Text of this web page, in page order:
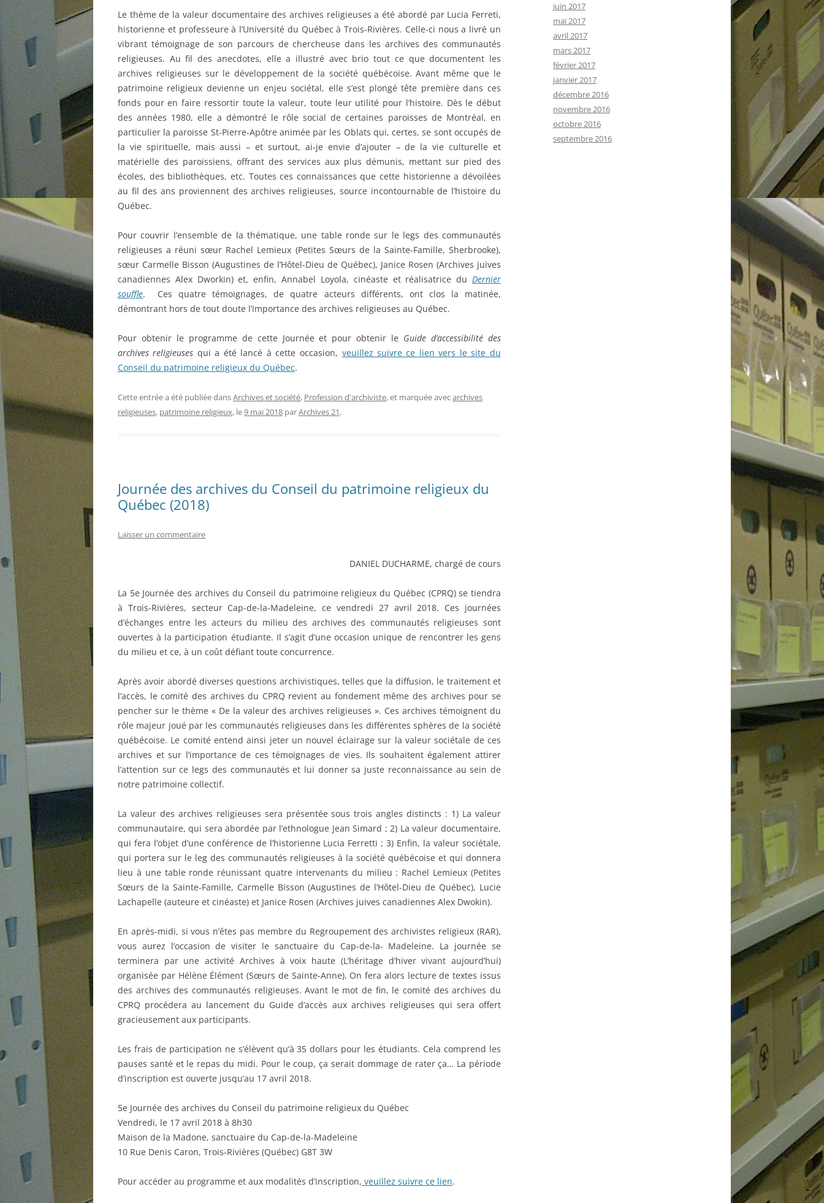
Le thème de la valeur documentaire des archives religieuses a été abordé par Lucia Ferreti,
historienne et professeure à l’Université du Québec à Trois-Rivières. Celle-ci nous a livré un
vibrant témoignage de son parcours de chercheuse dans les archives des communautés
religieuses. Au fil des anecdotes, elle a illustré avec brio tout ce que documentent les
archives religieuses sur le développement de la société québécoise. Avant même que le
patrimoine religieux devienne un enjeu sociétal, elle s’est plongé tête première dans ces
fonds pour en faire ressortir toute la valeur, toute leur utilité pour l’histoire. Dès le début
des années 1980, elle a démontré le rôle social de certaines paroisses de Montréal, en
particulier la paroisse St-Pierre-Apôtre animée par les Oblats qui, certes, se sont occupés de
la vie spirituelle, mais aussi – et surtout, ai-je envie d’ajouter – de la vie culturelle et
matérielle des paroissiens, offrant des services aux plus démunis, mettant sur pied des
écoles, des bibliothèques, etc. Toutes ces connaissances que cette historienne a dévoilées
au fil des ans proviennent des archives religieuses, source incontournable de l’histoire du
Québec.
Pour couvrir l’ensemble de la thématique, une table ronde sur le legs des communautés
religieuses a réuni sœur Rachel Lemieux (Petites Sœurs de la Sainte-Famille, Sherbrooke),
sœur Carmelle Bisson (Augustines de l’Hôtel-Dieu de Québec), Janice Rosen (Archives juives
canadiennes Alex Dworkin) et, enfin, Annabel Loyola, cinéaste et réalisatrice du Dernier
souffle. Ces quatre témoignages, de quatre acteurs différents, ont clos la matinée,
démontrant hors de tout doute l’importance des archives religieuses au Québec.
Pour obtenir le programme de cette Journée et pour obtenir le Guide d’accessibilité des
archives religieuses qui a été lancé à cette occasion, veuillez suivre ce lien vers le site du
Conseil du patrimoine religieux du Québec.
Cette entrée a été publiée dansArchives et société, Profession d'archiviste, et marquée avecarchives
religieuses, patrimoine religieux, le9 mai 2018 parArchives 21.
Journée des archives du Conseil du patrimoine religieux du
Québec (2018)
Laisser un commentaire
DANIEL DUCHARME, chargé de cours
La 5e Journée des archives du Conseil du patrimoine religieux du Québec (CPRQ) se tiendra
à Trois-Rivières, secteur Cap-de-la-Madeleine, ce vendredi 27 avril 2018. Ces journées
d’échanges entre les acteurs du milieu des archives des communautés religieuses sont
ouvertes à la participation étudiante. Il s’agit d’une occasion unique de rencontrer les gens
du milieu et ce, à un coût défiant toute concurrence.
Après avoir abordé diverses questions archivistiques, telles que la diffusion, le traitement et
l’accès, le comité des archives du CPRQ revient au fondement même des archives pour se
pencher sur le thème « De la valeur des archives religieuses ». Ces archives témoignent du
rôle majeur joué par les communautés religieuses dans les différentes sphères de la société
québécoise. Le comité entend ainsi jeter un nouvel éclairage sur la valeur sociétale de ces
archives et sur l’importance de ces témoignages de vies. Ils souhaitent également attirer
l’attention sur ce legs des communautés et lui donner sa juste reconnaissance au sein de
notre patrimoine collectif.
La valeur des archives religieuses sera présentée sous trois angles distincts : 1) La valeur
communautaire, qui sera abordée par l’ethnologue Jean Simard ; 2) La valeur documentaire,
qui fera l’objet d’une conférence de l’historienne Lucia Ferretti ; 3) Enfin, la valeur sociétale,
qui portera sur le leg des communautés religieuses à la société québécoise et qui donnera
lieu à une table ronde réunissant quatre intervenants du milieu : Rachel Lemieux (Petites
Sœurs de la Sainte-Famille, Carmelle Bisson (Augustines de l’Hôtel-Dieu de Québec), Lucie
Lachapelle (auteure et cinéaste) et Janice Rosen (Archives juives canadiennes Alex Dwokin).
En après-midi, si vous n’êtes pas membre du Regroupement des archivistes religieux (RAR),
vous aurez l’occasion de visiter le sanctuaire du Cap-de-la- Madeleine. La journée se
terminera par une activité Archives à voix haute (L’héritage d’hiver vivant aujourd’hui)
organisée par Hélène Élément (Sœurs de Sainte-Anne). On fera alors lecture de textes issus
des archives des communautés religieuses. Avant le mot de fin, le comité des archives du
CPRQ procédera au lancement du Guide d’accès aux archives religieuses qui sera offert
gracieusement aux participants.
Les frais de participation ne s’élèvent qu’à 35 dollars pour les étudiants. Cela comprend les
pauses santé et le repas du midi. Pour le coup, ça serait dommage de rater ça… La période
d’inscription est ouverte jusqu’au 17 avril 2018.
5e Journée des archives du Conseil du patrimoine religieux du Québec
Vendredi, le 17 avril 2018 à 8h30
Maison de la Madone, sanctuaire du Cap-de-la-Madeleine
10 Rue Denis Caron, Trois-Rivières (Québec) G8T 3W
Pour accéder au programme et aux modalités d’inscription, veuillez suivre ce lien.
juin 2017
mai 2017
avril 2017
mars 2017
février 2017
janvier 2017
décembre 2016
novembre 2016
octobre 2016
septembre 2016